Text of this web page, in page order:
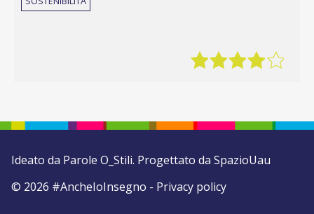
Ideato da Parole O_Stili. Progettato da SpazioUau
© 2026 #AncheIoInsegno - Privacy policy